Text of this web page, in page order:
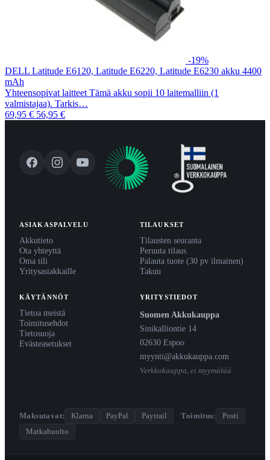
-19%
DELL Latitude E6120, Latitude E6220, Latitude E6230 akku 4400
mAh
Yhteensopivat laitteet Tämä akku sopii 10 laitemalliin (1
valmistajaa). Tarkis…
69,95 € 56,95 €
ASIAKASPALVELU
Akkutieto
Ota yhteyttä
Oma tili
Yritysasiakkaille
TILAUKSET
Tilausten seuranta
Peruuta tilaus
Palauta tuote (30 pv ilmainen)
Takuu
KÄYTÄNNÖT
Tietoa meistä
Toimitusehdot
Tietosuoja
Evästeasetukset
YRITYSTIEDOT
Suomen Akkukauppa
Sinikalliontie 14
02630 Espoo
myynti@akkukauppa.com
Verkkokauppa, ei myymälää
Maksutavat: Klarna PayPal Paytrail · Toimitus:
Posti
Matkahuolto